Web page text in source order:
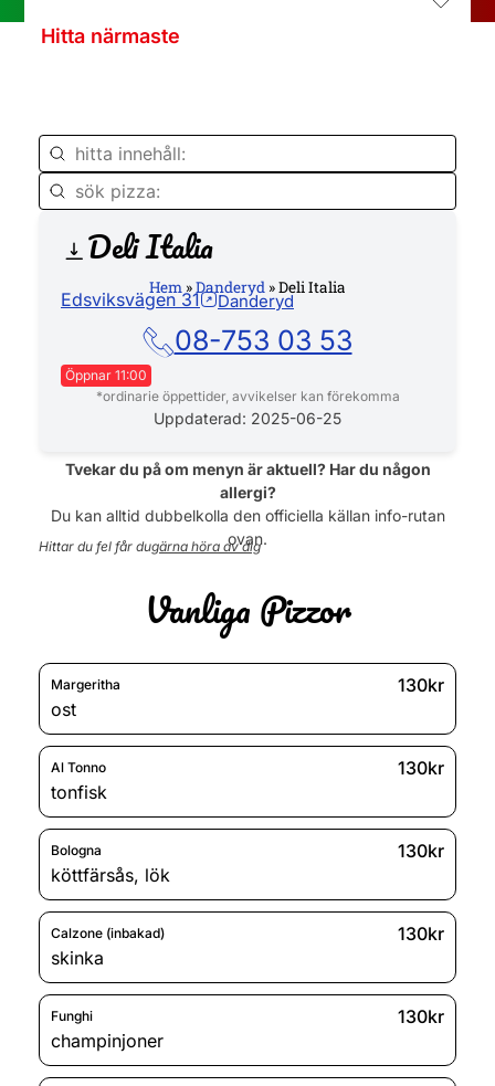
Hitta närmaste
Deli Italia
Hem »Danderyd »Deli Italia
Edsviksvägen 31 Danderyd
08-753 03 53
Öppnar 11:00
Måndag 11:00 - 21:00
Tisdag
Onsdag 11:00 - 21:00
Torsdag
Fredag 11:00 - 21:00
Söndag
*ordinarie öppettider, avvikelser kan förekomma
Uppdaterad: 2025-06-25
Tvekar du på om menyn är aktuell? Har du någon
allergi?
Du kan alltid dubbelkolla den officiella källan info-rutan
ovan.
Hittar du fel får dugärna höra av dig
Vanliga Pizzor
Margeritha
130kr
ost
Al Tonno
130kr
tonfisk
Bologna
130kr
köttfärsås, lök
Calzone (inbakad)
130kr
skinka
Funghi
130kr
champinjoner